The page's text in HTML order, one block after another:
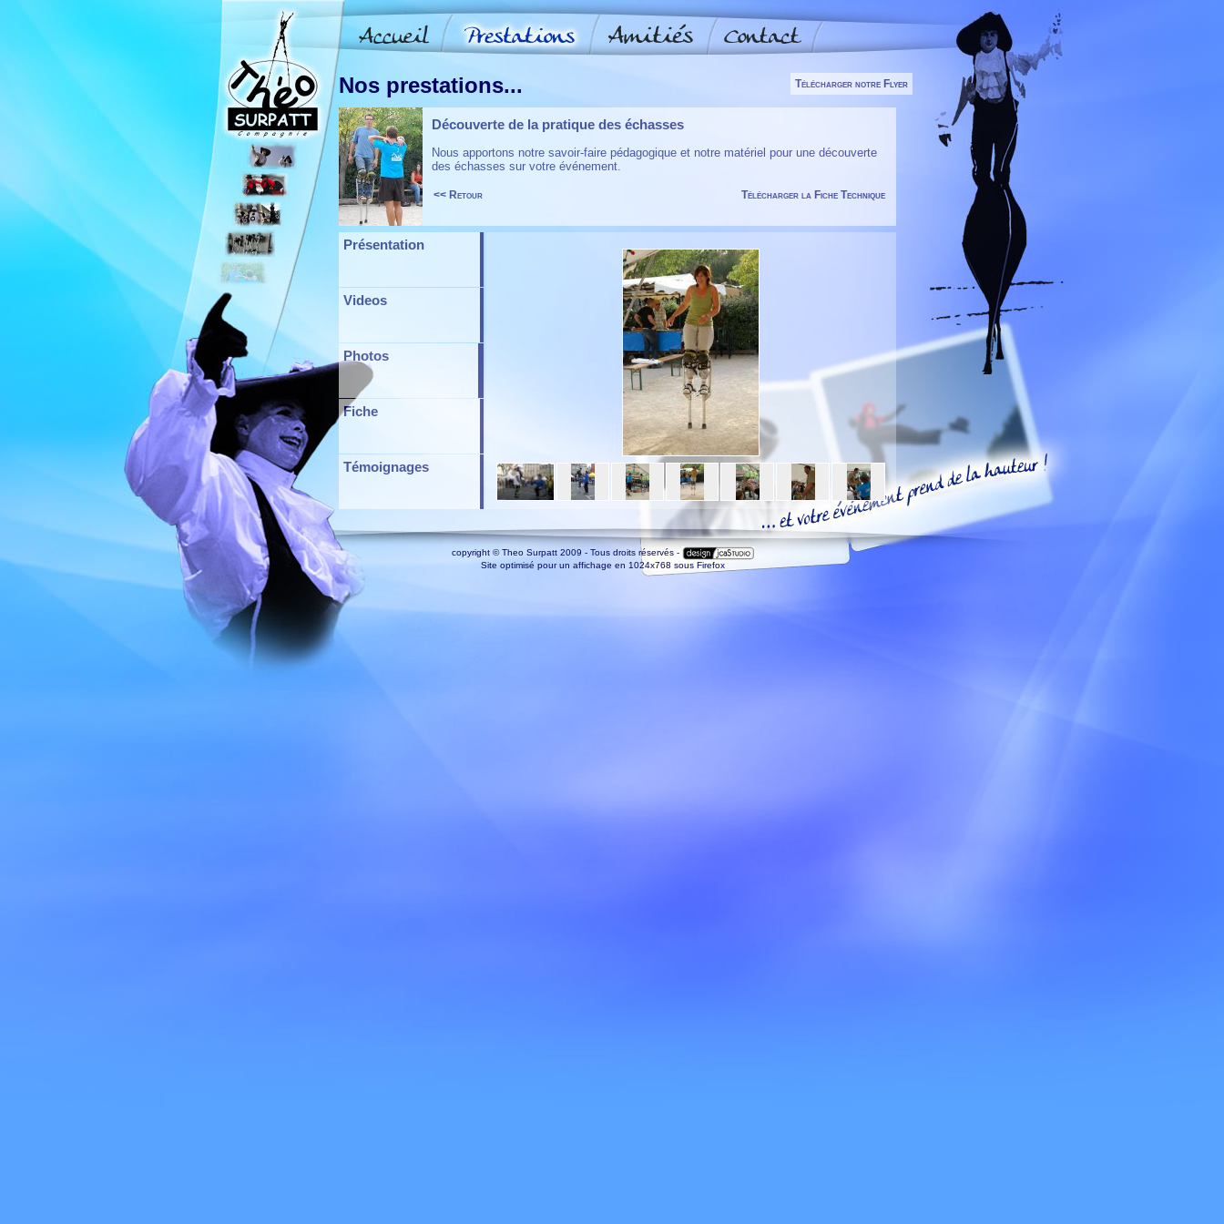
Nos prestations... Télécharger notre Flyer
Découverte de la pratique des échasses
Nous apportons notre savoir-faire pédagogique et notre matériel pour une découverte
des échasses sur votre événement.
<< Retour Télécharger la Fiche Technique
Présentation
Videos
Photos
Fiche
Témoignages
copyright © Theo Surpatt 2009 - Tous droits réservés -
Site optimisé pour un affichage en 1024x768 sous Firefox